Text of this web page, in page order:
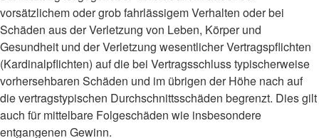
vorsätzlichem oder grob fahrlässigem Verhalten oder bei
Schäden aus der Verletzung von Leben, Körper und
Gesundheit und der Verletzung wesentlicher Vertragspflichten
(Kardinalpflichten) auf die bei Vertragsschluss typischerweise
vorhersehbaren Schäden und im übrigen der Höhe nach auf
die vertragstypischen Durchschnittsschäden begrenzt. Dies gilt
auch für mittelbare Folgeschäden wie insbesondere
entgangenen Gewinn.